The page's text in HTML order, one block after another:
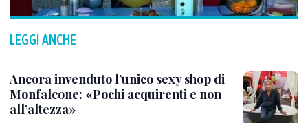
LEGGI ANCHE
Ancora invenduto l’unico sexy shop di
Monfalcone: «Pochi acquirenti e non
all’altezza»